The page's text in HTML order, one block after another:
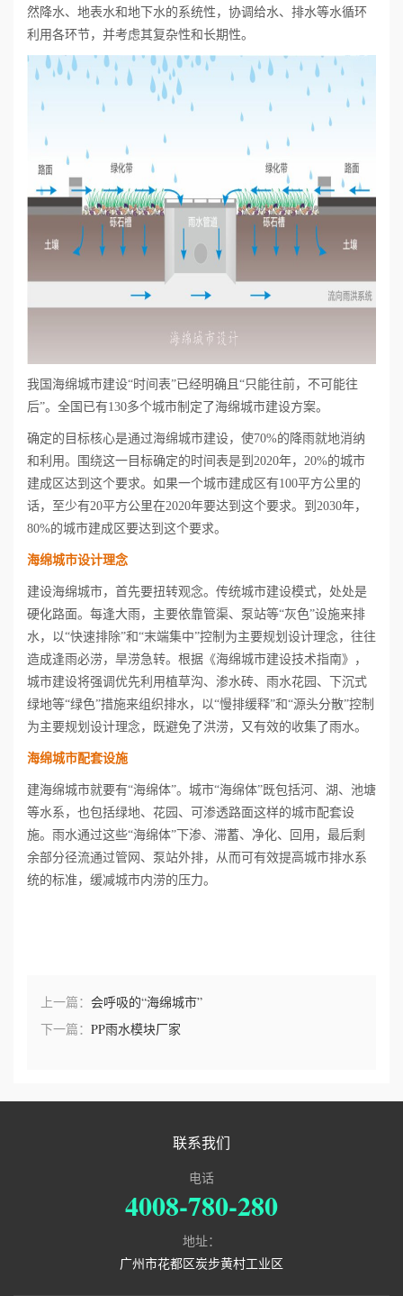
讯
质
系
然降水、地表水和地下水的系统性，协调给水、排水等水循环
利用各环节，并考虑其复杂性和长期性。
我国海绵城市建设“时间表”已经明确且“只能往前，不可能往
后”。全国已有130多个城市制定了海绵城市建设方案。
确定的目标核心是通过海绵城市建设，使70%的降雨就地消纳
和利用。围绕这一目标确定的时间表是到2020年，20%的城市
建成区达到这个要求。如果一个城市建成区有100平方公里的
话，至少有20平方公里在2020年要达到这个要求。到2030年，
80%的城市建成区要达到这个要求。
海绵城市设计理念
建设海绵城市，首先要扭转观念。传统城市建设模式，处处是
硬化路面。每逢大雨，主要依靠管渠、泵站等“灰色”设施来排
水，以“快速排除”和“末端集中”控制为主要规划设计理念，往往
造成逢雨必涝，旱涝急转。根据《海绵城市建设技术指南》，
城市建设将强调优先利用植草沟、渗水砖、雨水花园、下沉式
绿地等“绿色”措施来组织排水，以“慢排缓释”和“源头分散”控制
为主要规划设计理念，既避免了洪涝，又有效的收集了雨水。
海绵城市配套设施
建海绵城市就要有“海绵体”。城市“海绵体”既包括河、湖、池塘
等水系，也包括绿地、花园、可渗透路面这样的城市配套设
施。雨水通过这些“海绵体”下渗、滞蓄、净化、回用，最后剩
余部分径流通过管网、泵站外排，从而可有效提高城市排水系
统的标准，缓减城市内涝的压力。
上一篇： 会呼吸的“海绵城市”
下一篇： PP雨水模块厂家
联系我们
电话
4008-780-280
地址：
广州市花都区炭步黄村工业区